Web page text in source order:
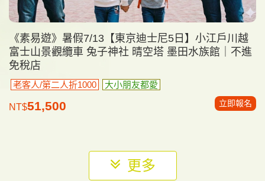
《素易遊》暑假7/13【東京迪士尼5日】小江戶川越
富士山景觀纜車 兔子神社 晴空塔 墨田水族館｜不進
免稅店
老客人/第二人折1000 大小朋友都愛
NT$51,500 立即報名
更多